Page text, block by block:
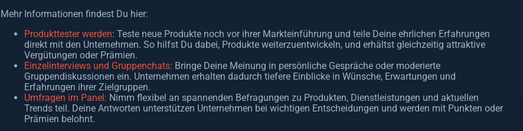
Mehr Informationen findest Du hier:
Produkttester werden: Teste neue Produkte noch vor ihrer Markteinführung und teile Deine ehrlichen Erfahrungen
direkt mit den Unternehmen. So hilfst Du dabei, Produkte weiterzuentwickeln, und erhältst gleichzeitig attraktive
Vergütungen oder Prämien.
Einzelinterviews und Gruppenchats: Bringe Deine Meinung in persönliche Gespräche oder moderierte
Gruppendiskussionen ein. Unternehmen erhalten dadurch tiefere Einblicke in Wünsche, Erwartungen und
Erfahrungen ihrer Zielgruppen.
Umfragen im Panel: Nimm flexibel an spannenden Befragungen zu Produkten, Dienstleistungen und aktuellen
Trends teil. Deine Antworten unterstützen Unternehmen bei wichtigen Entscheidungen und werden mit Punkten oder
Prämien belohnt.